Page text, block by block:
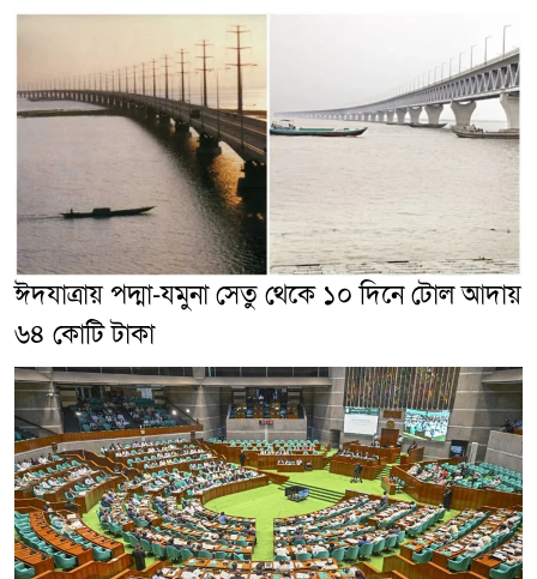
ঈদযাত্রায় পদ্মা-যমুনা সেতু থেকে ১০ দিনে টোল আদায়
৬৪ কোটি টাকা